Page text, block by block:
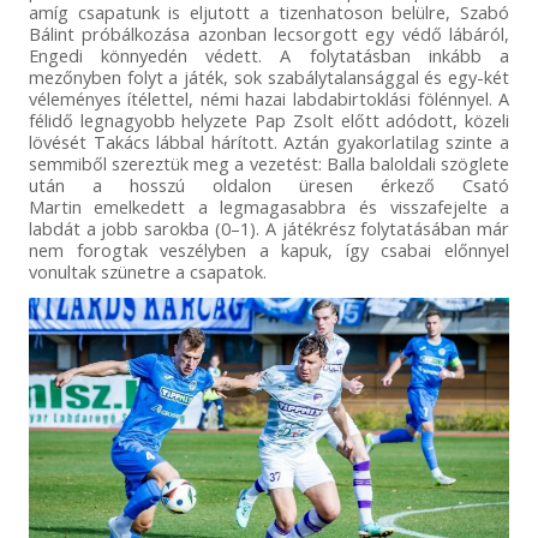
amíg csapatunk is eljutott a tizenhatoson belülre, Szabó
Bálint próbálkozása azonban lecsorgott egy védő lábáról,
Engedi könnyedén védett. A folytatásban inkább a
mezőnyben folyt a játék, sok szabálytalansággal és egy-két
véleményes ítélettel, némi hazai labdabirtoklási fölénnyel. A
félidő legnagyobb helyzete Pap Zsolt előtt adódott, közeli
lövését Takács lábbal hárított. Aztán gyakorlatilag szinte a
semmiből szereztük meg a vezetést: Balla baloldali szöglete
után a hosszú oldalon üresen érkező Csató
Martin emelkedett a legmagasabbra és visszafejelte a
labdát a jobb sarokba (0–1). A játékrész folytatásában már
nem forogtak veszélyben a kapuk, így csabai előnnyel
vonultak szünetre a csapatok.